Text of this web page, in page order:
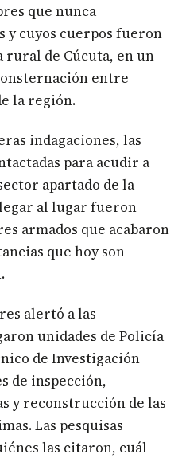
que nunca
y cuyos cuerpos fueron
rural de Cúcuta, en un
entre
la región.
indagaciones, las
para acudir a
apartado de la
al lugar fueron
armados que acabaron
que hoy son
alertó a las
unidades de Policía
de Investigación
de inspección,
y reconstrucción de las
Las pesquisas
las citaron, cuál